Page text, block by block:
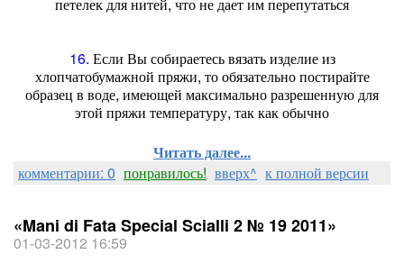
16. Если Вы собираетесь вязать изделие из
хлопчатобумажной пряжи, то обязательно постирайте
образец в воде, имеющей максимально разрешенную для
этой пряжи температуру, так как обычно
Читать далее...
комментарии: 0 понравилось! вверх^ к полной версии
«Mani di Fata Special Scialli 2 № 19 2011»
01-03-2012 16:59